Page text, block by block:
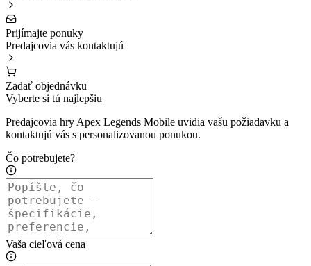
Prijímajte ponuky
Predajcovia vás kontaktujú
Zadať objednávku
Vyberte si tú najlepšiu
Predajcovia hry Apex Legends Mobile uvidia vašu požiadavku a
kontaktujú vás s personalizovanou ponukou.
Čo potrebujete?
Vaša cieľová cena